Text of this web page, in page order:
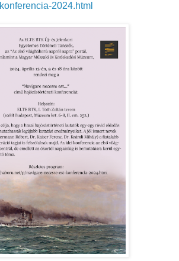
konferencia-2024.html